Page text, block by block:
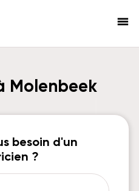
menu
Molenbeek
besoin d'un
?